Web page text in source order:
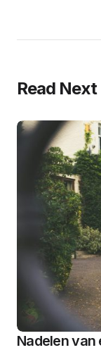
Read Next
Nadelen van